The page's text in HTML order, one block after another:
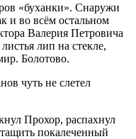
«буханки». Снаружи
и во всём остальном
Валерия Петровича
лип на стекле,
Болотово.
чуть не слетел
Прохор, распахнул
покалеченный